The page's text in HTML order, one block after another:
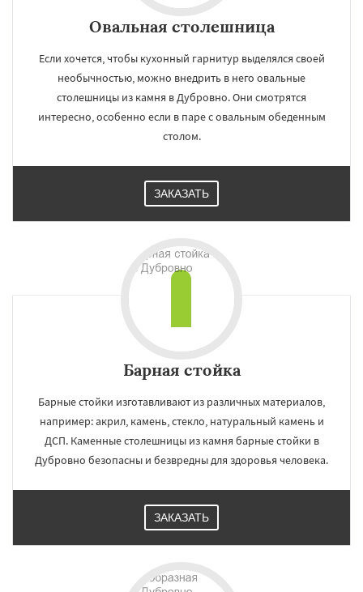
Овальная столешница
Если хочется, чтобы кухонный гарнитур выделялся своей
необычностью, можно внедрить в него овальные
столешницы из камня в Дубровно. Они смотрятся
интересно, особенно если в паре с овальным обеденным
столом.
ЗАКАЗАТЬ
Барная стойка
Барные стойки изготавливают из различных материалов,
например: акрил, камень, стекло, натуральный камень и
ДСП. Каменные столешницы из камня барные стойки в
Дубровно безопасны и безвредны для здоровья человека.
ЗАКАЗАТЬ